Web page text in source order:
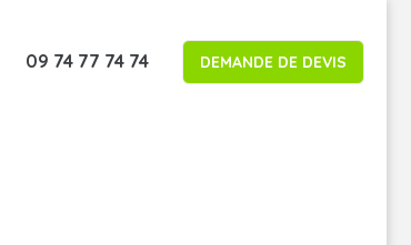
09 74 77 74 74 DEMANDE DE DEVIS